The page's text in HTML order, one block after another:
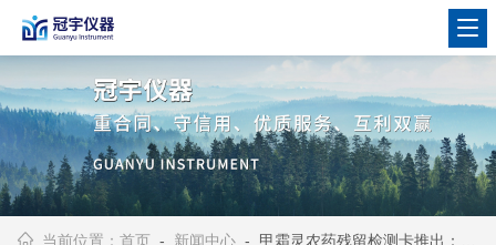
当前位置：首页 - 新闻中心 - 甲霜灵农药残留检测卡推出：快速检测果蔬中的甲霜灵农药残留